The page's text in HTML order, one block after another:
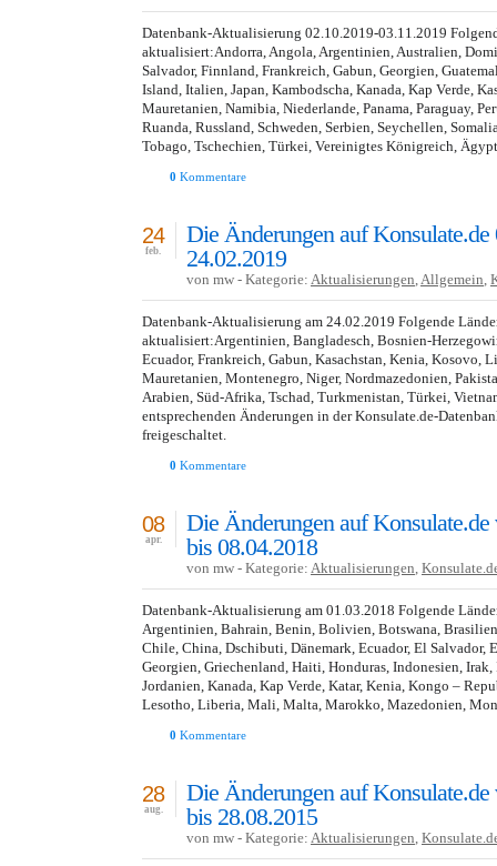
Datenbank-Aktualisierung 02.10.2019-03.11.2019
aktualisiert:Andorra, Angola, Argentinien, Australien,
Salvador, Finnland, Frankreich, Gabun, Georgien,
Island, Italien, Japan, Kambodscha, Kanada, Kap Verde,
Mauretanien, Namibia, Niederlande, Panama, Paraguay,
Ruanda, Russland, Schweden, Serbien, Seychellen,
Tobago, Tschechien, Türkei, Vereinigtes Königreich,
0 Kommentare
Die Änderungen auf Konsulate.de
24.02.2019
24
feb.
von mw - Kategorie: Aktualisierungen,Allgemein,
Datenbank-Aktualisierung am 24.02.2019 Folgende
aktualisiert:Argentinien, Bangladesch, Bosnien-
Ecuador, Frankreich, Gabun, Kasachstan, Kenia, Kosovo,
Mauretanien, Montenegro, Niger, Nordmazedonien,
Arabien, Süd-Afrika, Tschad, Turkmenistan, Türkei,
entsprechenden Änderungen in der Konsulate.de-
freigeschaltet.
0 Kommentare
Die Änderungen auf
bis 08.04.2018
08
apr.
von mw - Kategorie: Aktualisierungen,
Datenbank-Aktualisierung am 01.03.2018 Folgende
Argentinien, Bahrain, Benin, Bolivien, Botswana,
Chile, China, Dschibuti, Dänemark, Ecuador, El Salvador,
Georgien, Griechenland, Haiti, Honduras, Indonesien,
Jordanien, Kanada, Kap Verde, Katar, Kenia, Kongo –
Lesotho, Liberia, Mali, Malta, Marokko, Mazedonien,
0 Kommentare
Die Änderungen auf
bis 28.08.2015
28
aug.
von mw - Kategorie: Aktualisierungen,